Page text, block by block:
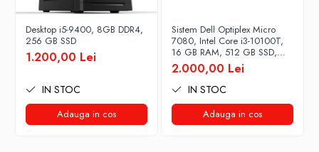
Desktop i5-9400, 8GB DDR4,
256 GB SSD
1.200,00 Lei
IN STOC
Adauga in cos
Sistem Dell Optiplex Micro
7080, Intel Core i3-10100T,
16 GB RAM, 512 GB SSD,
Win 11 Pro
2.000,00 Lei
IN STOC
Adauga in cos